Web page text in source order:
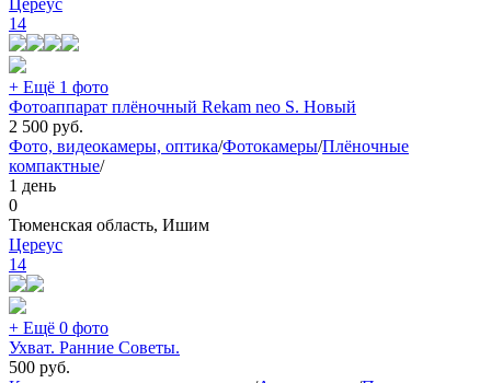
Цереус
14
+ Ещё 1 фото
Фотоаппарат плёночный Rekam neo S. Новый
2 500 руб.
Фото, видеокамеры, оптика/Фотокамеры/Плёночные
компактные/
1 день
0
Тюменская область, Ишим
Цереус
14
+ Ещё 0 фото
Ухват. Ранние Советы.
500 руб.